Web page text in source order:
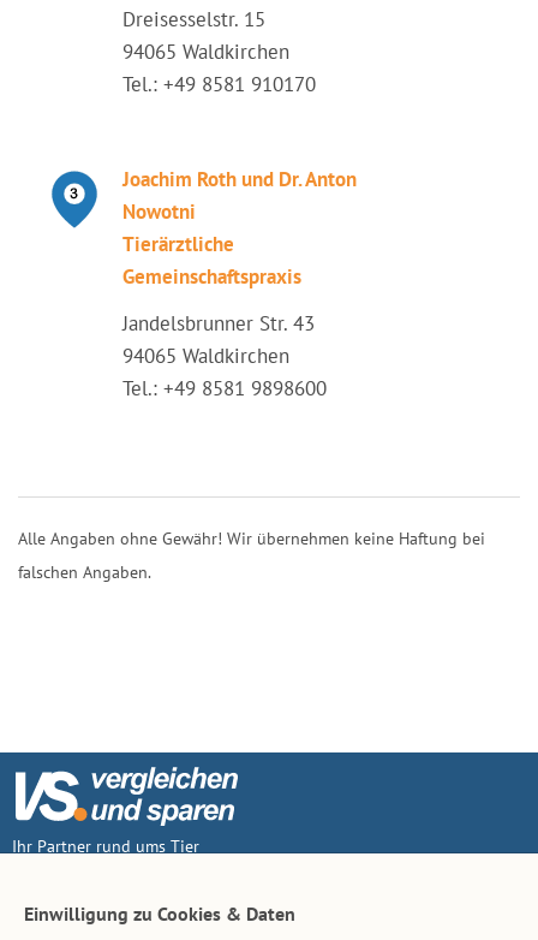
Dreisesselstr. 15
94065 Waldkirchen
Tel.: +49 8581 910170
Joachim Roth und Dr. Anton
Nowotni
Tierärztliche
Gemeinschaftspraxis
Jandelsbrunner Str. 43
94065 Waldkirchen
Tel.: +49 8581 9898600
Alle Angaben ohne Gewähr! Wir übernehmen keine Haftung bei
falschen Angaben.
Ihr Partner rund ums Tier
Einwilligung zu Cookies & Daten